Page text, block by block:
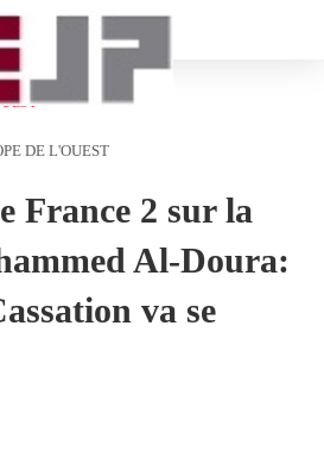
DE L'OUEST
France 2 sur la
Al-Doura:
va se